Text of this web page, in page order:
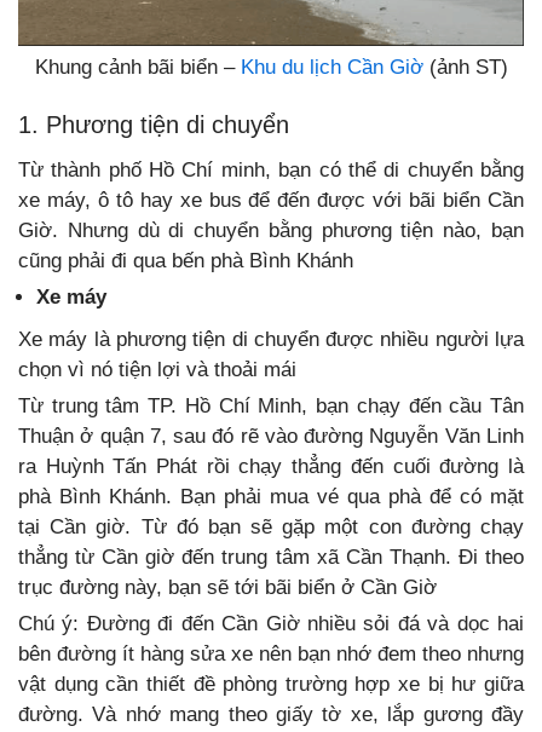
Khung cảnh bãi biển – Khu du lịch Cần Giờ(ảnh ST)
1. Phương tiện di chuyển
Từ thành phố Hồ Chí minh, bạn có thể di chuyển bằng
xe máy, ô tô hay xe bus để đến được với bãi biển Cần
Giờ. Nhưng dù di chuyển bằng phương tiện nào, bạn
cũng phải đi qua bến phà Bình Khánh
Xe máy
Xe máy là phương tiện di chuyển được nhiều người lựa
chọn vì nó tiện lợi và thoải mái
Từ trung tâm TP. Hồ Chí Minh, bạn chạy đến cầu Tân
Thuận ở quận 7, sau đó rẽ vào đường Nguyễn Văn Linh
ra Huỳnh Tấn Phát rồi chạy thẳng đến cuối đường là
phà Bình Khánh. Bạn phải mua vé qua phà để có mặt
tại Cần giờ. Từ đó bạn sẽ gặp một con đường chạy
thẳng từ Cần giờ đến trung tâm xã Cần Thạnh. Đi theo
trục đường này, bạn sẽ tới bãi biển ở Cần Giờ
Chú ý: Đường đi đến Cần Giờ nhiều sỏi đá và dọc hai
bên đường ít hàng sửa xe nên bạn nhớ đem theo nhưng
vật dụng cần thiết đề phòng trường hợp xe bị hư giữa
đường. Và nhớ mang theo giấy tờ xe, lắp gương đầy